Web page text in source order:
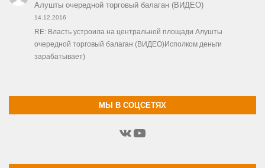
Алушты очередной торговый балаган (ВИДЕО)
14.12.2016
RE: Власть устроила на центральной площади Алушты
очередной торговый балаган (ВИДЕО)Исполком деньги
зарабатывает)
МЫ В СОЦСЕТЯХ
ВКонтакте
YouTube